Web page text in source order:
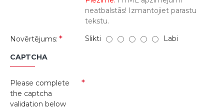
neatbalstās! Izmantojiet parastu
tekstu.
Novērtējums:
Slikti Labi
CAPTCHA
Please complete
the captcha
validation below